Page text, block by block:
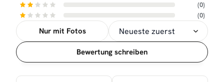
(0)
(0)
Nur mit Fotos
Sortierung
Bewertung schreiben